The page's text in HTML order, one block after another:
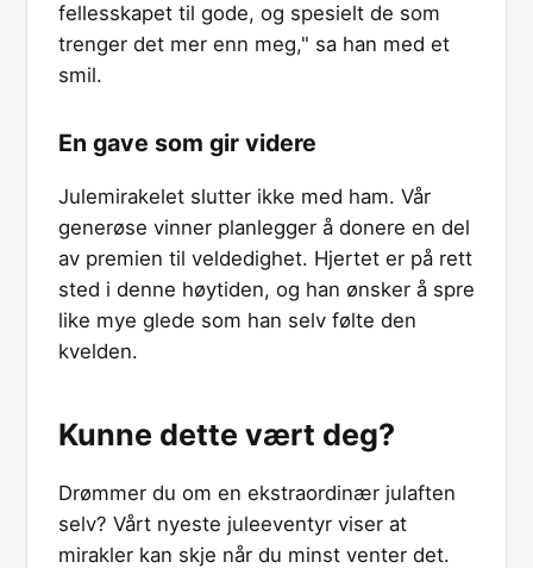
fellesskapet til gode, og spesielt de som
trenger det mer enn meg," sa han med et
smil.
En gave som gir videre
Julemirakelet slutter ikke med ham. Vår
generøse vinner planlegger å donere en del
av premien til veldedighet. Hjertet er på rett
sted i denne høytiden, og han ønsker å spre
like mye glede som han selv følte den
kvelden.
Kunne dette vært deg?
Drømmer du om en ekstraordinær julaften
selv? Vårt nyeste juleeventyr viser at
mirakler kan skje når du minst venter det.